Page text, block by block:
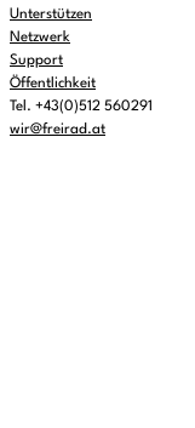
Unterstützen
Netzwerk
Support
Öffentlichkeit
Tel. +43(0)512 560291
wir@freirad.at